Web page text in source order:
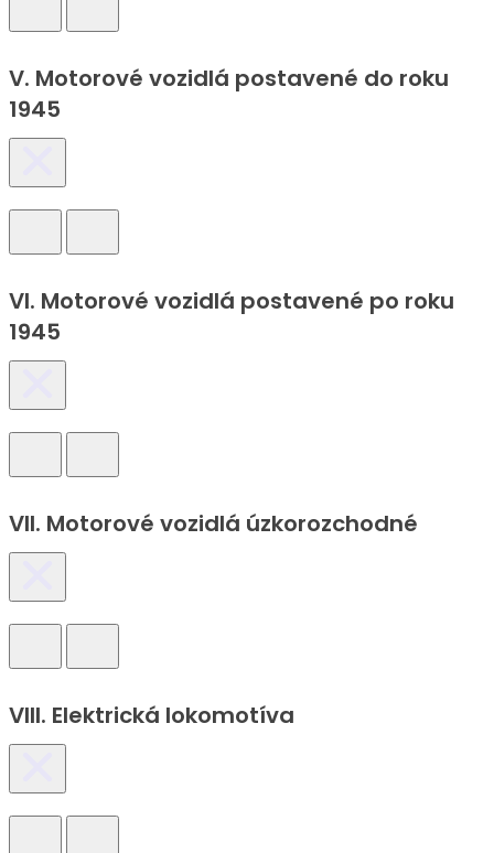
V. Motorové vozidlá postavené do roku
1945
VI. Motorové vozidlá postavené po roku
1945
VII. Motorové vozidlá úzkorozchodné
VIII. Elektrická lokomotíva